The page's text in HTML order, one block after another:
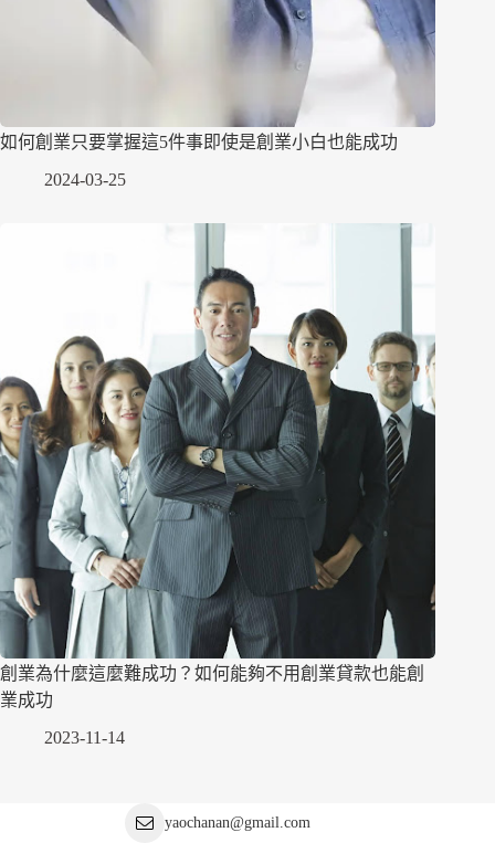
如何創業只要掌握這5件事即使是創業小白也能成功
2024-03-25
創業為什麼這麼難成功？如何能夠不用創業貸款也能創
業成功
2023-11-14
yaochanan@gmail.com